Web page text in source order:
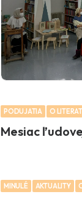
PODUJATIA O
Mesiac
MINULÉ AKTUALITY